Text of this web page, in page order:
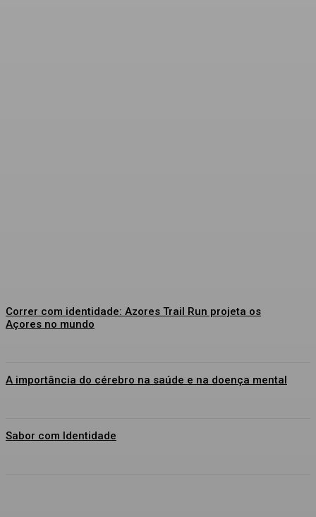
Correr com identidade: Azores Trail Run projeta os
Açores no mundo
A importância do cérebro na saúde e na doença mental
Sabor com Identidade